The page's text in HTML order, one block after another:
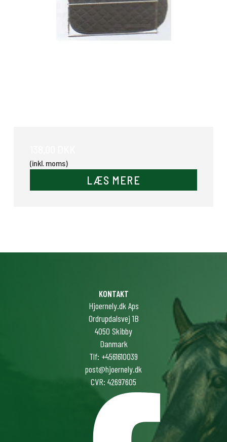
(inkl. moms)
LÆS MERE
KONTAKT
Hjoernely.dk Aps
Ordrupdalsvej 1B
4050 Skibby
Danmark
Tlf: +4561610039
post@hjoernely.dk
CVR: 42697605